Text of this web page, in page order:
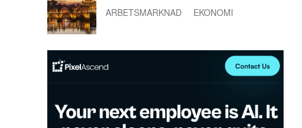
ARBETSMARKNAD EKONOMI